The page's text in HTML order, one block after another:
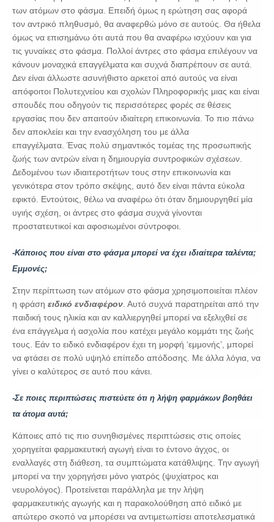
των ατόμων στο φάσμα. Επειδή όμως η ερώτηση σας αφορά
τον αντρικό πληθυσμό, θα αναφερθώ μόνο σε αυτούς. Θα ήθελα
όμως να επισημάνω ότι αυτά που θα αναφέρω ισχύουν και για
τις γυναίκες στο φάσμα. Πολλοί άντρες στο φάσμα επιλέγουν να
κάνουν μοναχικά επαγγέλματα και συχνά διαπρέπουν σε αυτά.
Δεν είναι άλλωστε ασυνήθιστο αρκετοί από αυτούς να είναι
απόφοιτοι Πολυτεχνείου και σχολών Πληροφορικής μιας και είναι
σπουδές που οδηγούν τις περισσότερες φορές σε θέσεις
εργασίας που δεν απαιτούν ιδιαίτερη επικοινωνία. Το πιο πάνω
δεν αποκλείει και την ενασχόληση του με άλλα
επαγγέλματα. Ένας πολύ σημαντικός τομέας της προσωπικής
ζωής των αντρών είναι η δημιουργία συντροφικών σχέσεων.
Δεδομένου των ιδιαιτεροτήτων τους στην επικοινωνία και
γενικότερα στον τρόπο σκέψης, αυτό δεν είναι πάντα εύκολα
εφικτό. Εντούτοις, θέλω να αναφέρω ότι όταν δημιουργηθεί μία
υγιής σχέση, οι άντρες στο φάσμα συχνά γίνονται
προστατευτικοί και αφοσιωμένοι σύντροφοι.
-Κάποιος που είναι στο φάσμα μπορεί να έχει ιδιαίτερα ταλέντα;
Εμμονές;
Στην περίπτωση των ατόμων στο φάσμα χρησιμοποιείται πλέον
η φράση ειδικό ενδιαφέρον . Αυτό συχνά παρατηρείται από την
παιδική τους ηλικία και αν καλλιεργηθεί μπορεί να εξελιχθεί σε
ένα επάγγελμα ή ασχολία που κατέχει μεγάλο κομμάτι της ζωής
τους. Εάν το ειδικό ενδιαφέρον έχει τη μορφή ‘εμμονής’, μπορεί
να φτάσει σε πολύ υψηλό επίπεδο απόδοσης. Με άλλα λόγια, να
γίνει ο καλύτερος σε αυτό που κάνει.
-Σε ποιες περιπτώσεις πιστεύετε ότι η λήψη φαρμάκων βοηθάει
τα άτομα αυτά;
Κάποιες από τις πιο συνηθισμένες περιπτώσεις στις οποίες
χορηγείται φαρμακευτική αγωγή είναι το έντονο άγχος, οι
εναλλαγές στη διάθεση, τα συμπτώματα κατάθλιψης. Την αγωγή
μπορεί να την χορηγήσει μόνο γιατρός (ψυχίατρος και
νευρολόγος). Προτείνεται παράλληλα με την λήψη
φαρμακευτικής αγωγής και η παρακολούθηση από ειδικό με
απώτερο σκοπό να μπορέσει να αντιμετωπίσει αποτελεσματικά